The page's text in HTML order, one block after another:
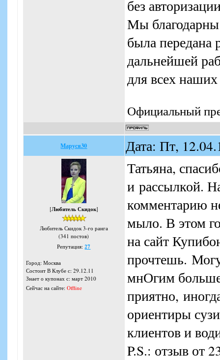
без
Мы
была передана
дальнейшей
для всех
Официальный
Маруся30 Дата: Пт,
[Любитель Скидок]
Любитель Скидок 3-го ранга
(341 постов)
Репутация:27
Город: Москва
Состоит В Клубе с: 29.12.11
Знает о купонах с: март 2010
Сейчас на сайте: Offline
Татьяна,
и рассылкой.
комментарию
мыло. В этом
на сайт
прочтешь.
мнОгим
приятно,
ориентиры
клиентов и
P.S.: отзыв от